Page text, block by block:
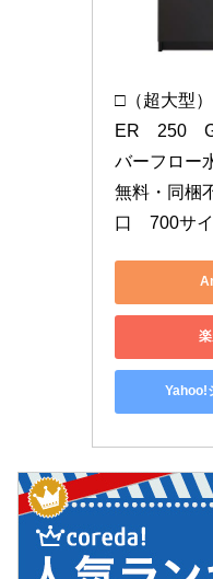
□（超大型
ER　250　
バーフロー
無料・同梱
口　700サ
Yahoo!